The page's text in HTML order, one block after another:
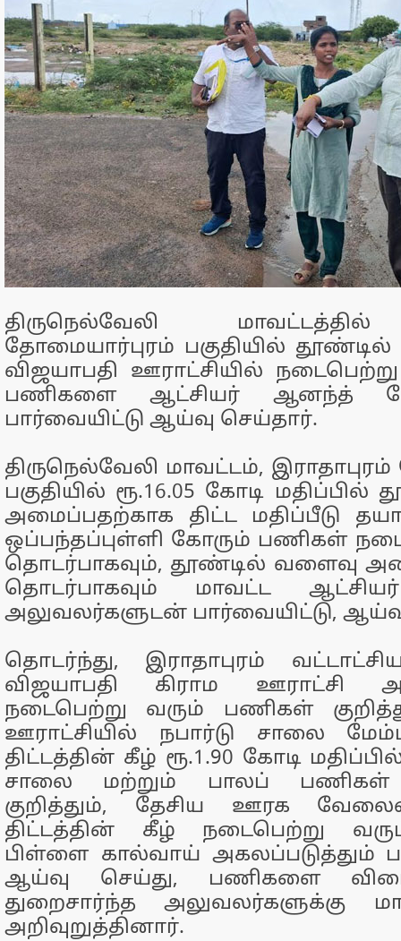
திருநெல்வேலி மாவட்டத்தில்
தோமையார்புரம் பகுதியில்
விஜயாபதி ஊராட்சியில்
பணிகளை ஆட்சியர் ஆனந்த்
பார்வையிட்டு ஆய்வு செய்தார்.
திருநெல்வேலி மாவட்டம்,
பகுதியில் ரூ.16.05 கோடி
அமைப்பதற்காக திட்ட மதிப்பீடு
ஒப்பந்தப்புள்ளி கோரும் பணிகள்
தொடர்பாகவும், தூண்டில் வளைவு
தொடர்பாகவும் மாவட்ட
அலுவலர்களுடன் பார்வையிட்டு,
தொடர்ந்து, இராதாபுரம்
விஜயாபதி கிராம ஊராட்சி
நடைபெற்று வரும் பணிகள்
ஊராட்சியில் நபார்டு சாலை
திட்டத்தின் கீழ் ரூ.1.90 கோடி
சாலை மற்றும் பாலப் பணிகள்
குறித்தும், தேசிய ஊரக
திட்டத்தின் கீழ் நடைபெற்று
பிள்ளை கால்வாய் அகலப்படுத்தும்
ஆய்வு செய்து, பணிகளை
துறைசார்ந்த அலுவலர்களுக்கு
அறிவுறுத்தினார்.